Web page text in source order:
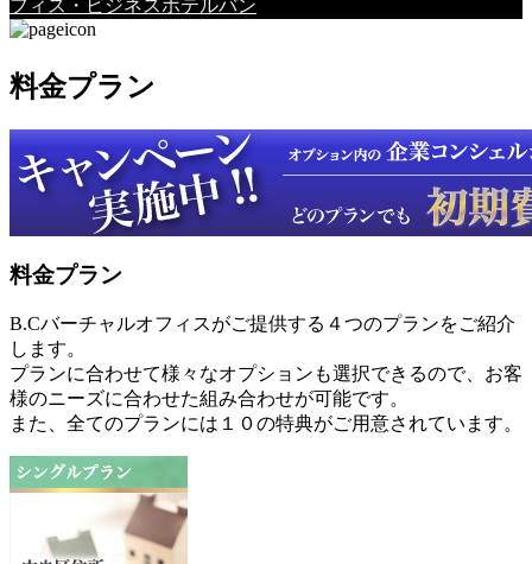
フィス・ビジネスホテルバン
料金プラン
料金プラン
B.Cバーチャルオフィスがご提供する４つのプランをご紹介
します。
プランに合わせて様々なオプションも選択できるので、お客
様のニーズに合わせた組み合わせが可能です。
また、全てのプランには１０の特典がご用意されています。